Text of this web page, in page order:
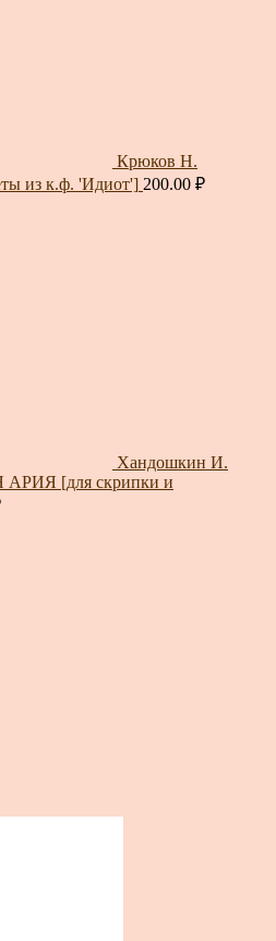
Крюков Н.
из к.ф. 'Идиот'] 200.00 ₽
Хандошкин И.
[для скрипки и